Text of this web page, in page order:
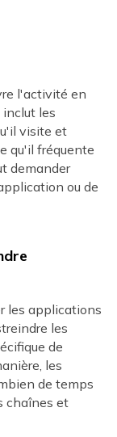
l'activité en
les
visite et
qu'il fréquente
demander
ou de
les applications
les
de
les
de temps
chaînes et